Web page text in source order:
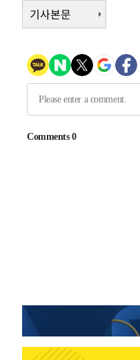
-9897초 전 >
-8649초 전 >이강인, 오늘
1시간 전 > 콜롬비아 신임 우
3시간 전 >튀르키예 외무장
3시간 전 >이군이 불법 군시
-31121초 전 >
AT마드리드
[속보]與 강
與 강원·TK
득표
-22691초 전 >
"일본축구협
-15333초 전 >[속보]장은수,
정상
-10698초 전 > "얼마나 더웠
기사본문